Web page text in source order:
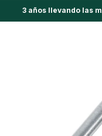
3 años llevando las